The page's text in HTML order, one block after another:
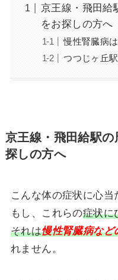
京王線・飛田給
をお探しの方へ
慢性腎臓病
つつじヶ丘
京王線・飛田給駅
探しの方へ
こんな体の症状に心当
もし、これらの症状に
それは慢性腎臓病など
れません。